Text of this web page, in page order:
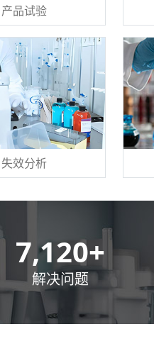
产品试验
失效分析
10,000+
解决问题